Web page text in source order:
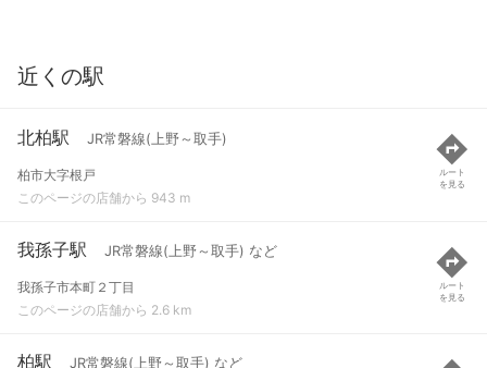
近くの駅
北柏駅 JR常磐線(上野～取手)
柏市大字根戸
このページの店舗から 943 m
ルート
を見る
我孫子駅 JR常磐線(上野～取手) など
我孫子市本町２丁目
このページの店舗から 2.6 km
ルート
を見る
柏駅 JR常磐線(上野～取手) など